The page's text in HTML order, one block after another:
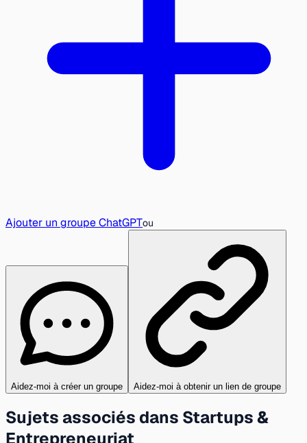
Ajouter un groupe ChatGPTou
Aidez-moi à créer un groupe Aidez-moi à obtenir un lien de groupe
Sujets associés dans Startups &